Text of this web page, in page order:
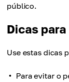
público.
Dicas
Use estas dicas
Para evitar o